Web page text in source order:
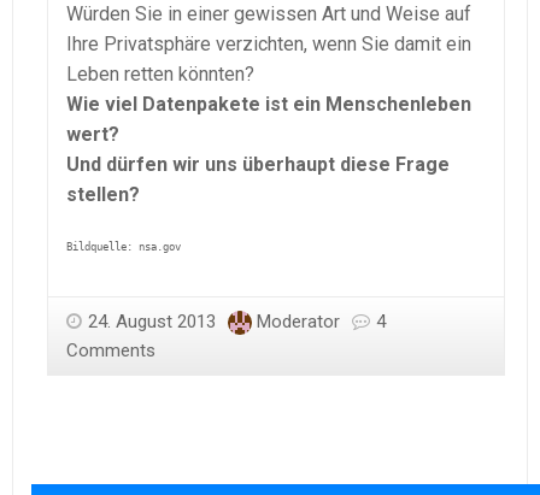
Würden Sie in einer gewissen Art und Weise auf
Ihre Privatsphäre verzichten, wenn Sie damit ein
Leben retten könnten?
Wie viel Datenpakete ist ein Menschenleben
wert?
Und dürfen wir uns überhaupt diese Frage
stellen?
Bildquelle: nsa.gov
24. August 2013 Moderator
4
Comments